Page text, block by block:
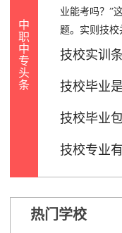
中
职
中
专
头
条
业能考吗？”
题。实则技校
考，且侧重“
行，仅少数
技校毕业
技校毕业
技校专业
热门学校